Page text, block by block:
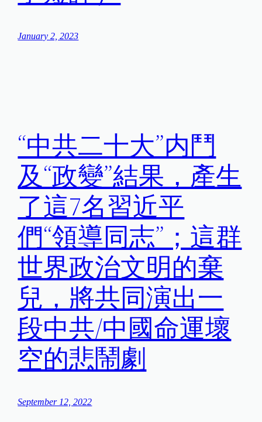
January 2, 2023
“中共二十大”内鬥
及“政變”結果，產生
了這7名習近平
們“領導同志”；這群
世界政治文明的棄
兒，將共同演出一
段中共/中國命運壞
空的悲鬧劇
September 12, 2022